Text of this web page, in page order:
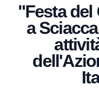
"Festa
a